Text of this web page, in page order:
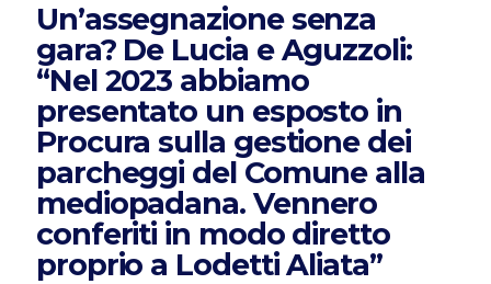
Un’assegnazione senza
gara? De Lucia e Aguzzoli:
“Nel 2023 abbiamo
presentato un esposto in
Procura sulla gestione dei
parcheggi del Comune alla
mediopadana. Vennero
conferiti in modo diretto
proprio a Lodetti Aliata”